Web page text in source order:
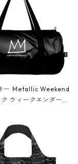
ー Metallic Weekend
ウィークエンダー
グ ショルダーバッグ
=ミッシェル・バスキ
ブラック